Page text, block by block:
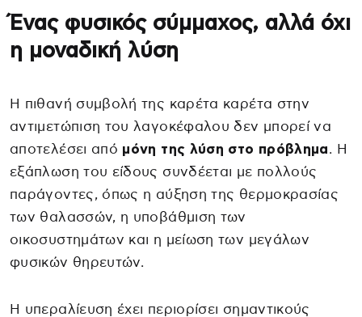
Ένας φυσικός σύμμαχος, αλλά όχι
η μοναδική λύση
Η πιθανή συμβολή της καρέτα καρέτα στην
αντιμετώπιση του λαγοκέφαλου δεν μπορεί να
αποτελέσει από μόνη της λύση στο πρόβλημα. Η
εξάπλωση του είδους συνδέεται με πολλούς
παράγοντες, όπως η αύξηση της θερμοκρασίας
των θαλασσών, η υποβάθμιση των
οικοσυστημάτων και η μείωση των μεγάλων
φυσικών θηρευτών.
Η υπεραλίευση έχει περιορίσει σημαντικούς